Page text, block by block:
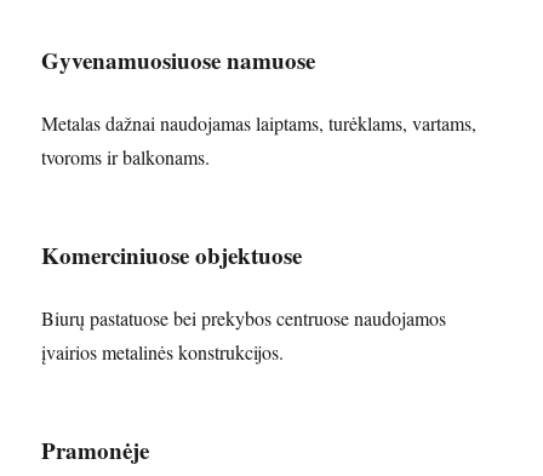
Gyvenamuosiuose namuose
Metalas dažnai naudojamas laiptams, turėklams, vartams,
tvoroms ir balkonams.
Komerciniuose objektuose
Biurų pastatuose bei prekybos centruose naudojamos
įvairios metalinės konstrukcijos.
Pramonėje